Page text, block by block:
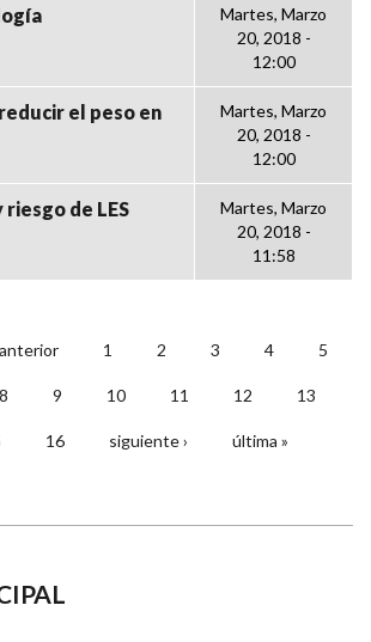
Martes, Marzo
20, 2018 -
12:00
el peso en
Martes, Marzo
20, 2018 -
12:00
riesgo de LES
Martes, Marzo
20, 2018 -
11:58
anterior 1 2 3 4 5
8 9 10 11 12 13
16 siguiente › última »